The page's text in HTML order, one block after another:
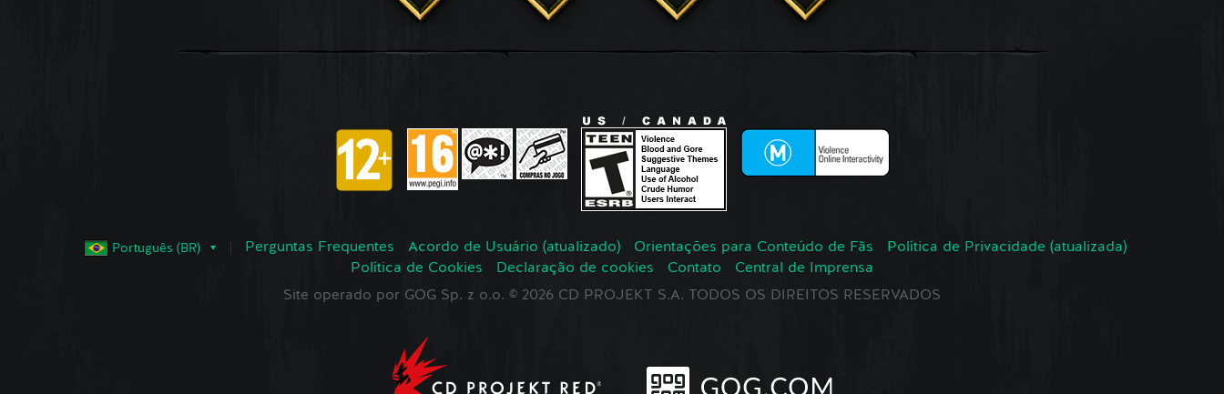
Português (BR) Perguntas Frequentes Acordo de Usuário (atualizado) Orientações para Conteúdo de Fãs
Política de Privacidade (atualizada)
Política de Cookies
Declaração de cookies Contato
Central de Imprensa
Site operado por GOG Sp. z o.o. © 2026 CD PROJEKT S.A. TODOS OS DIREITOS RESERVADOS